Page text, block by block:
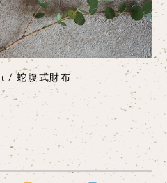
/ 蛇腹式財布